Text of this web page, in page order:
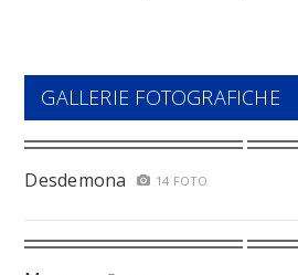
GALLERIE FOTOGRAFICHE
Desdemona 14 FOTO